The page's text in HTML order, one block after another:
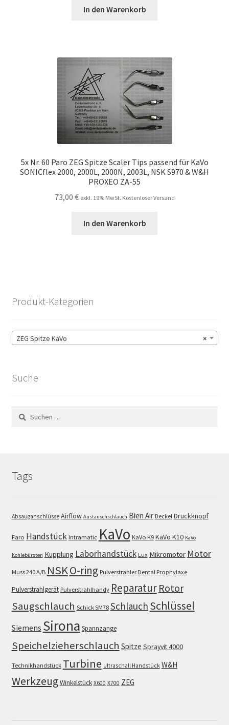
In den Warenkorb
5x Nr. 60 Paro ZEG Spitze Scaler Tips passend für KaVo
SONICflex 2000, 2000L, 2000N, 2003L, NSK S970 & W&H
PROXEO ZA-55
73,00 € exkl. 19% MwSt. Kostenloser Versand
In den Warenkorb
Produkt-Kategorien
×
ZEG Spitze KaVo
Suche
Suchen
nach:
Tags
Absauganschlüsse Airflow Austauschschlauch Bien Air Deckel Druckknopf
Faro Handstück Intramatic KaVo KaVo K9 KaVo K10 KaVo
Kohlebürsten Kupplung Laborhandstück Lux Mikromotor Motor
Muss 240 A/B NSKO-ring Pulverstrahler Dental Prophylaxe
Pulverstrahlgerät Pulverstrahlhandy Reparatur Rotor
Saugschlauch Schick SM78 Schlauch Schlüssel
Siemens Sirona Spannzange
Speichelzieherschlauch Spitze Sprayvit 4000
Technikhandstück Turbine Ultraschall Handstück W&H
WerkzeugWinkelstück X600 X700 ZEG